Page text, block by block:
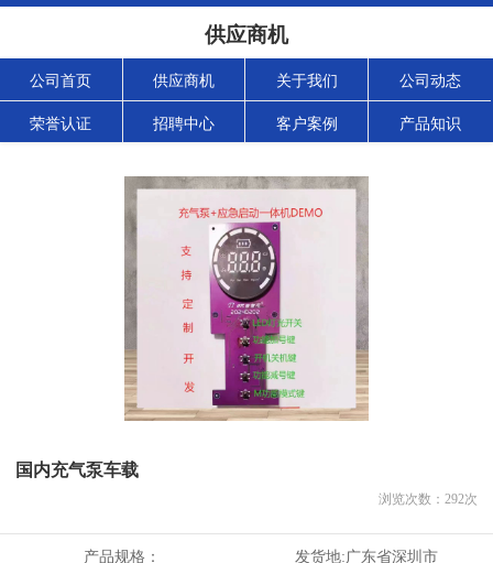
供应商机
公司首页 供应商机 关于我们 公司动态
荣誉认证 招聘中心 客户案例 产品知识
国内充气泵车载
浏览次数： 292次
产品规格： 发货地:广东省深圳市